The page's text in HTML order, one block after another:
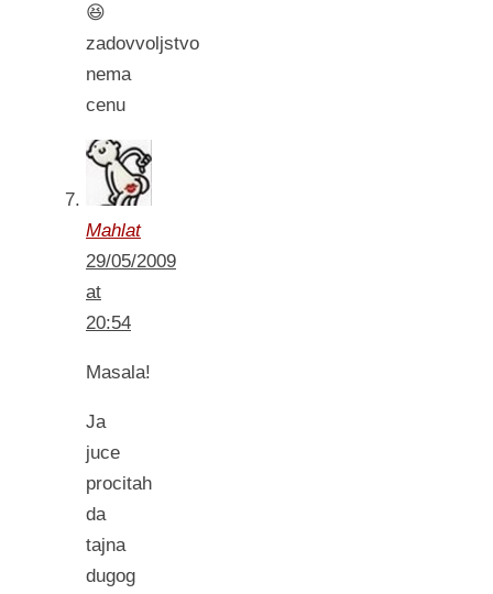
😆
zadovvoljstvo
nema
cenu
Mahlat
29/05/2009
at
20:54
Masala!
Ja
juce
procitah
da
tajna
dugog